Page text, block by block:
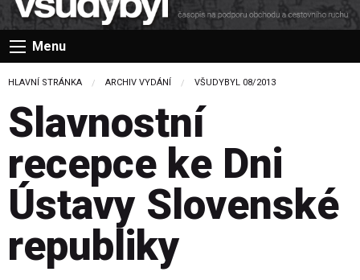
Menu
HLAVNÍ STRÁNKA ARCHIV VYDÁNÍ VŠUDYBYL 08/2013
Slavnostní
recepce ke Dni
Ústavy Slovenské
republiky